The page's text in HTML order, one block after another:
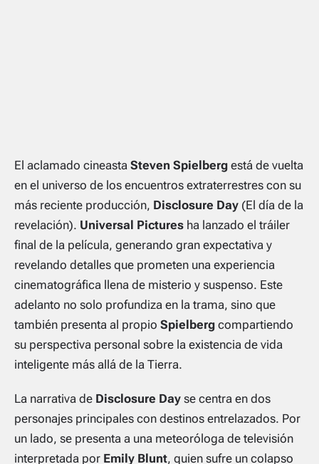
El aclamado cineasta Steven Spielberg está de vuelta
en el universo de los encuentros extraterrestres con su
más reciente producción, Disclosure Day (El día de la
revelación). Universal Pictures ha lanzado el tráiler
final de la película, generando gran expectativa y
revelando detalles que prometen una experiencia
cinematográfica llena de misterio y suspenso. Este
adelanto no solo profundiza en la trama, sino que
también presenta al propio Spielberg compartiendo
su perspectiva personal sobre la existencia de vida
inteligente más allá de la Tierra.
La narrativa de Disclosure Day se centra en dos
personajes principales con destinos entrelazados. Por
un lado, se presenta a una meteoróloga de televisión
interpretada por Emily Blunt, quien sufre un colapso